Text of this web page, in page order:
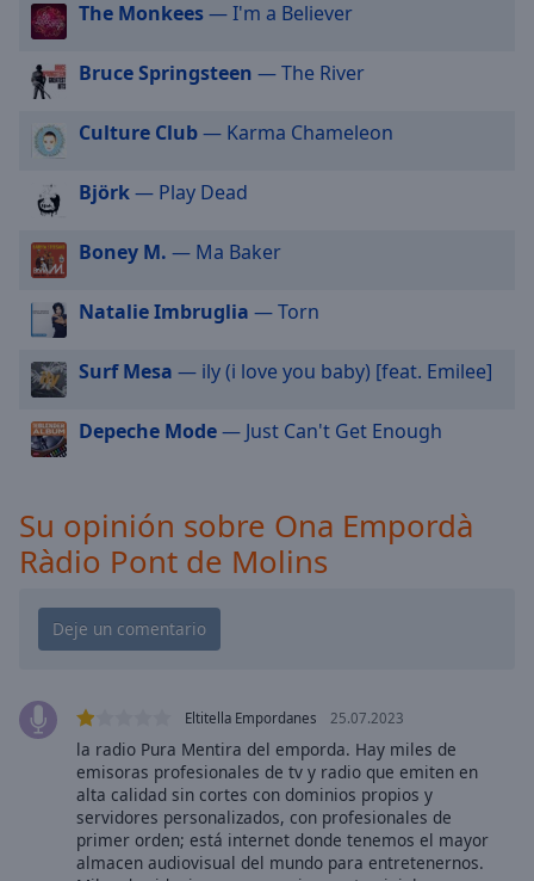
Fullscreen
This
window.
Beginning
dialog
window.
Escape
and
close
window.
Text
Color
Opacity
Background
Color
The Monkees— I'm a Believer
Bruce Springsteen — The River
Culture Club— Karma Chameleon
Björk— Play Dead
Boney M. — Ma Baker
Natalie Imbruglia — Torn
Surf Mesa — ily (i love you baby) [feat. Emilee]
Depeche Mode— Just Can't Get Enough
Su opinión sobre Ona Empordà
Ràdio Pont de Molins
Eltitella Empordanes 25.07.2023
la radio Pura Mentira del emporda. Hay miles de
emisoras profesionales de tv y radio que emiten en
alta calidad sin cortes con dominios propios y
servidores personalizados, con profesionales de
primer orden; está internet donde tenemos el mayor
almacen audiovisual del mundo para entretenernos.